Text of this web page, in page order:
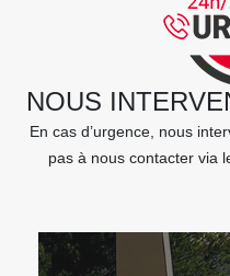
NOUS
En cas d’urgence, nous
pas à nous contacter via